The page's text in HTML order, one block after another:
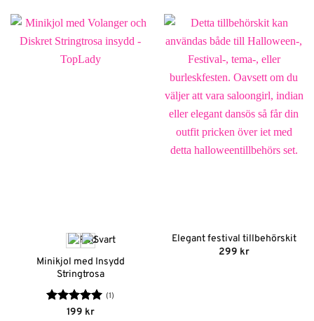
Minikjol med Insydd
Stringtrosa
Betygsatt5
(1)
199 kr
Elegant festival tillbehörskit
299 kr